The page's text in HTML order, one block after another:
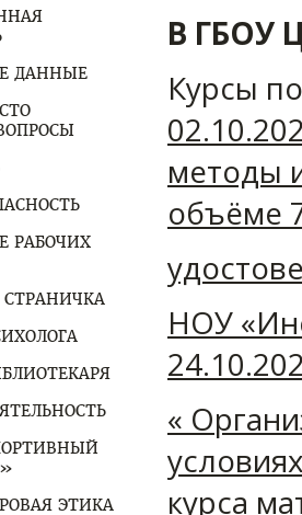
ДАННЫЕ
РАБОЧИХ
ЭТИКА
В ГБОУ
Курсы
методы
объёме
НОУ
«
курса